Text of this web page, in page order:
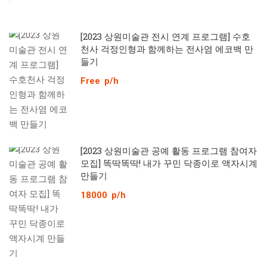
[2023 상원미술관 전시 연계 프로그램] 수호
천사 걱정인형과 함께하는 전사염 에코백 만
들기
Free p/h
[2023 상원미술관 공예 활동 프로그램 참여자
모집] 똑딱똑딱! 내가 꾸민 닥종이로 액자시계
만들기
18000 p/h